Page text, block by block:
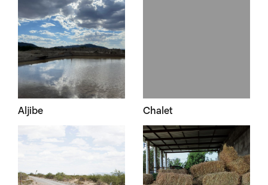
Aljibe Chalet